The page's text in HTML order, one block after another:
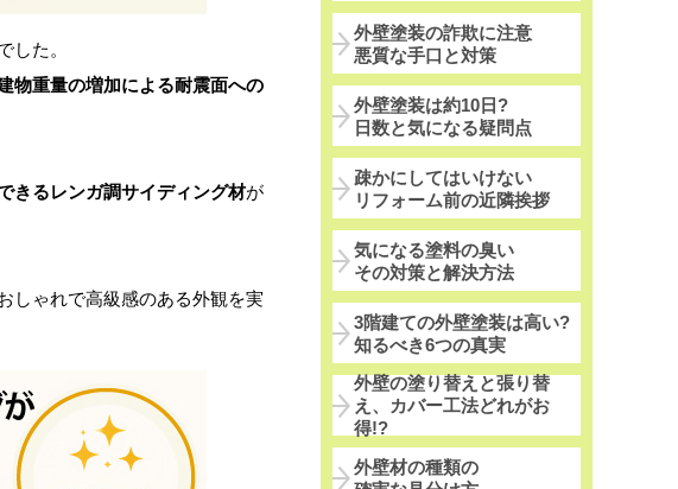
した。
物重量の増加による耐震面への
きるレンガ調サイディング材が
しゃれで高級感のある外観を実
外壁塗装の詐欺に注意
悪質な手口と対策
外壁塗装は約10日?
日数と気になる疑問点
疎かにしてはいけない
リフォーム前の近隣挨拶
気になる塗料の臭い
その対策と解決方法
3階建ての外壁塗装は高い?
知るべき6つの真実
外壁の塗り替えと張り替
え、カバー工法どれがお
得!?
外壁材の種類の